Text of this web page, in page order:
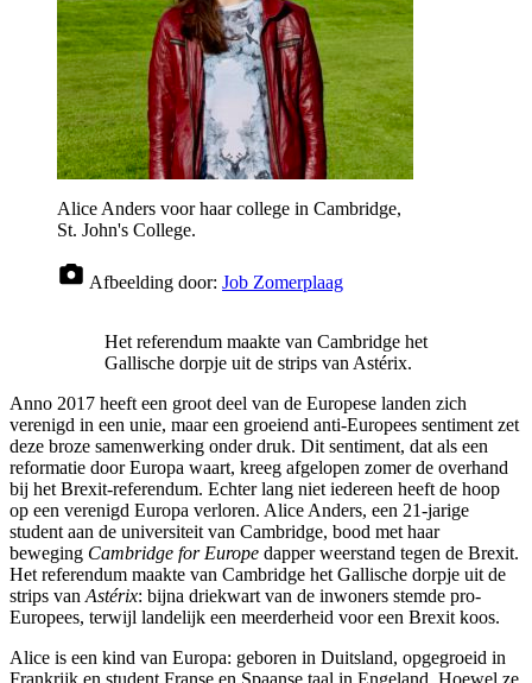
Alice Anders voor haar college in Cambridge,
St. John's College.
Afbeelding door: Job Zomerplaag
Het referendum maakte van Cambridge het
Gallische dorpje uit de strips van Astérix.
Anno 2017 heeft een groot deel van de Europese landen zich
verenigd in een unie, maar een groeiend anti-Europees sentiment zet
deze broze samenwerking onder druk. Dit sentiment, dat als een
reformatie door Europa waart, kreeg afgelopen zomer de overhand
bij het Brexit-referendum. Echter lang niet iedereen heeft de hoop
op een verenigd Europa verloren. Alice Anders, een 21-jarige
student aan de universiteit van Cambridge, bood met haar
beweging Cambridge for Europe dapper weerstand tegen de Brexit.
Het referendum maakte van Cambridge het Gallische dorpje uit de
strips van Astérix: bijna driekwart van de inwoners stemde pro-
Europees, terwijl landelijk een meerderheid voor een Brexit koos.
Alice is een kind van Europa: geboren in Duitsland, opgegroeid in
Frankrijk en student Franse en Spaanse taal in Engeland. Hoewel ze